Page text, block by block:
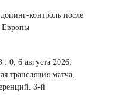
контроль после
Европы
0, 6 августа 2026:
трансляция матча,
3-й